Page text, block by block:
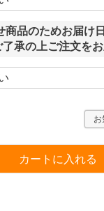
品のためお届け
承の上ご注文を
お
カートに入れる